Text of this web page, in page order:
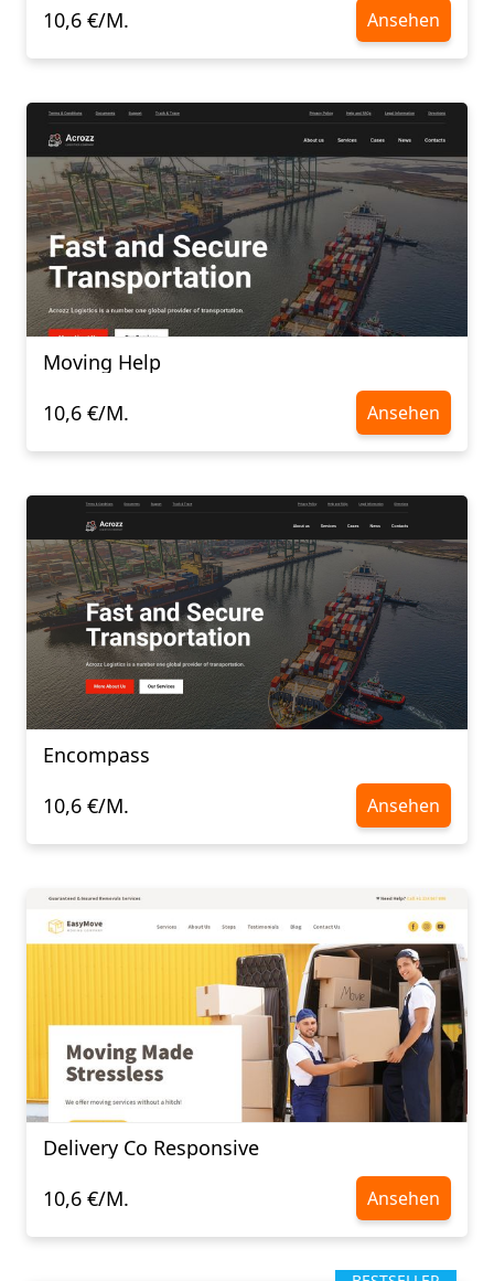
10,6 €/M.
Ansehen
Moving Help
10,6 €/M.
Ansehen
Encompass
10,6 €/M.
Ansehen
Delivery Co Responsive
10,6 €/M.
Ansehen